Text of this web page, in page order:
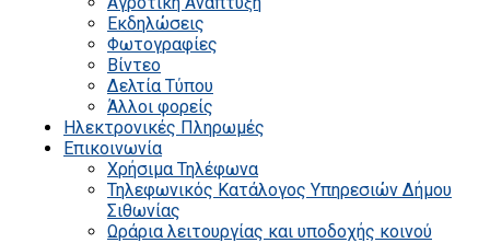
Εκδηλώσεις
Φωτογραφίες
Βίντεο
Δελτία Τύπου
Άλλοι φορείς
Ηλεκτρονικές Πληρωμές
Επικοινωνία
Χρήσιμα Τηλέφωνα
Τηλεφωνικός Κατάλογος Υπηρεσιών Δήμου
Σιθωνίας
Ωράρια λειτουργίας και υποδοχής κοινού